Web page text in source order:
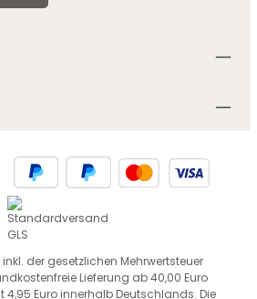
inkl. der gesetzlichen Mehrwertsteuer
Lieferung ab 40,00 Euro
4,95 Euro innerhalb Deutschlands. Die